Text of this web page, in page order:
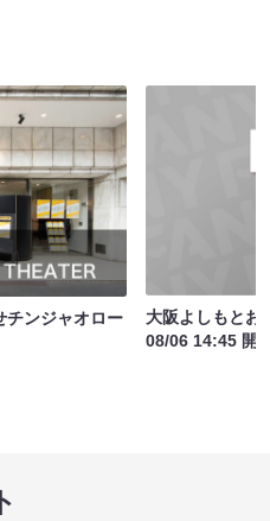
ンジャオロー
大阪よしもとお
08/06 14:45 開